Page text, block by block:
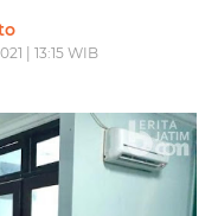
| 13:15 WIB